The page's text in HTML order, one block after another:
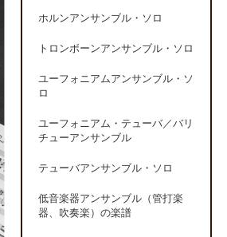
ホルンアンサンブル・ソロ
トロンボーンアンサンブル・ソロ
ユーフォニアムアンサンブル・ソ
ロ
ユーフォニアム・テューバ／バリ
チューアンサンブル
テューバアンサンブル・ソロ
低音楽器アンサンブル（管打楽
器、吹奏楽）の楽譜